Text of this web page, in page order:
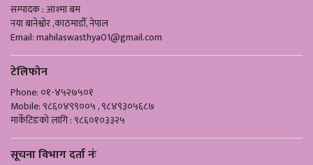
सम्पादक : आश्मा बम
नया बानेश्वोर ,काठमाडौँ, नेपाल
Email:mahilaswasthya01@gmail.com
टेलिफोन
Phone: ०१-४५२७५०१
Mobile: ९८६०४९९००५ , ९८४९३०५६८७
मार्केटिङको लागि : ९८६०१०३३२५
सूचना विभाग दर्ता नंः